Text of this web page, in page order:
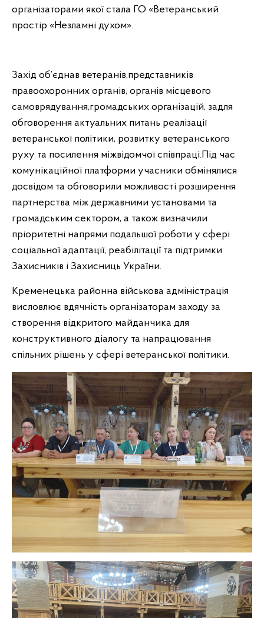
організаторами якої стала ГО «Ветеранський
простір «Незламні духом».
Захід об’єднав ветеранів,представників
правоохоронних органів, органів місцевого
самоврядування,громадських організацій, задля
обговорення актуальних питань реалізації
ветеранської політики, розвитку ветеранського
руху та посилення міжвідомчої співпраці.Під час
комунікаційної платформи учасники обмінялися
досвідом та обговорили можливості розширення
партнерства між державними установами та
громадським сектором, а також визначили
пріоритетні напрями подальшої роботи у сфері
соціальної адаптації, реабілітації та підтримки
Захисників і Захисниць України.
Кременецька районна військова адміністрація
висловлює вдячність організаторам заходу за
створення відкритого майданчика для
конструктивного діалогу та напрацювання
спільних рішень у сфері ветеранської політики.